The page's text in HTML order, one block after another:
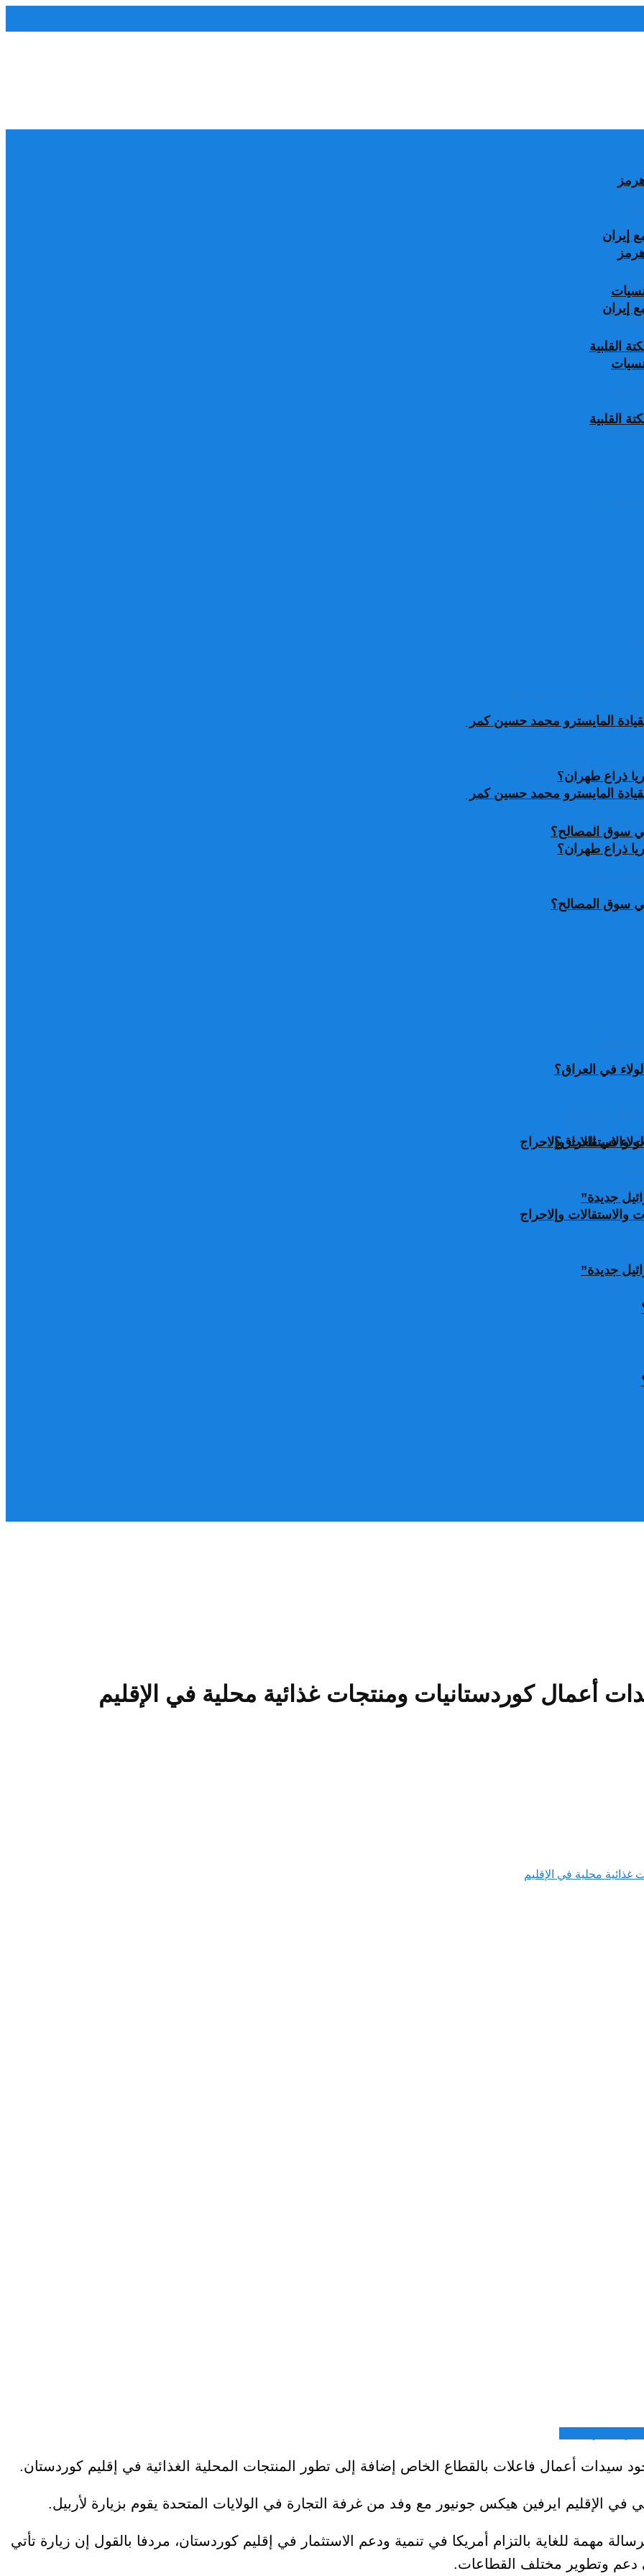
إيران
القلبية
المايسترو محمد حسين كمر
ذراع طهران؟
في سوق المصالح؟
في العراق؟
وإلاحراج
جديدة”
إيران
القلبية
المايسترو محمد حسين كمر
ذراع طهران؟
في سوق المصالح؟
في العراق؟
وإلاحراج
جديدة”
أعمال كوردستانيات ومنتجات غذائية محلية في الإقليم
سيدات أعمال فاعلات بالقطاع الخاص إضافة إلى تطور المنتجات المحلية الغذائية في إقليم كوردستان.
الإقليم ايرفين هيكس جونيور مع وفد من غرفة التجارة في الولايات المتحدة يقوم بزيارة لأربيل.
مهمة للغاية بالتزام أمريكا في تنمية ودعم الاستثمار في إقليم كوردستان، مردفا بالقول إن زيارة تأتي
دعم وتطوير مختلف القطاعات.